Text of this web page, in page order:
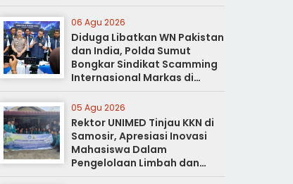
06 Agu 2026
Diduga Libatkan WN Pakistan
dan India, Polda Sumut
Bongkar Sindikat Scamming
Internasional Markas di
Apartemen Podomoro
05 Agu 2026
Rektor UNIMED Tinjau KKN di
Samosir, Apresiasi Inovasi
Mahasiswa Dalam
Pengelolaan Limbah dan
Pertanian Ramah Lingkungan